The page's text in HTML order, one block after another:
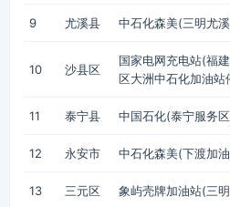
9 尤溪县 中石化森美(三明尤
10 沙县区
国家电网充电站(福
区大洲中石化加油站
11 泰宁县 中国石化(泰宁服务
12 永安市 中石化森美(下渡加
13 三元区 象屿壳牌加油站(三